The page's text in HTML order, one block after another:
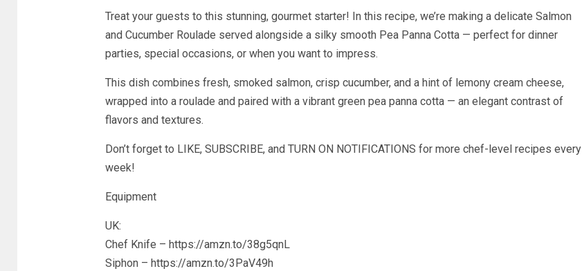
Treat your guests to this stunning, gourmet starter! In this recipe, we’re making a delicate Salmon
and Cucumber Roulade served alongside a silky smooth Pea Panna Cotta — perfect for dinner
parties, special occasions, or when you want to impress.
This dish combines fresh, smoked salmon, crisp cucumber, and a hint of lemony cream cheese,
wrapped into a roulade and paired with a vibrant green pea panna cotta — an elegant contrast of
flavors and textures.
Don’t forget to LIKE, SUBSCRIBE, and TURN ON NOTIFICATIONS for more chef-level recipes every
week!
Equipment
UK:
Chef Knife – https://amzn.to/38g5qnL
Siphon – https://amzn.to/3PaV49h